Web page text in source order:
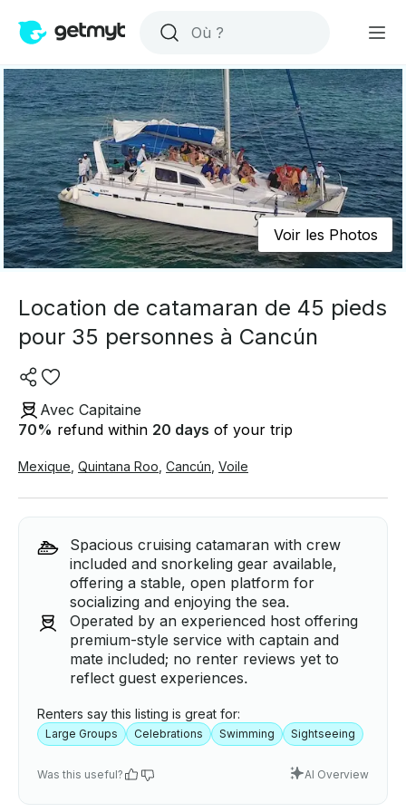
Voir les Photos
Location de catamaran de 45 pieds
pour 35 personnes à Cancún
Avec Capitaine
70% refund within 20 days of your trip
Mexique Quintana Roo Cancún Voile
Spacious cruising catamaran with crew
included and snorkeling gear available,
offering a stable, open platform for
socializing and enjoying the sea.
Operated by an experienced host offering
premium-style service with captain and
mate included; no renter reviews yet to
reflect guest experiences.
Renters say this listing is great for:
Large Groups Celebrations Swimming Sightseeing
Was this useful? AI Overview